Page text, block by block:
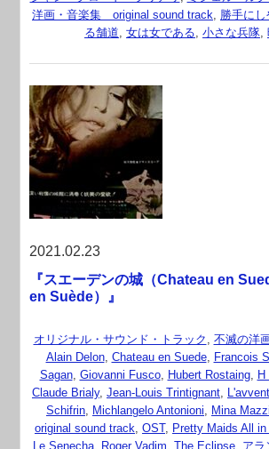
洋画・音楽集 original sound track, 勝手に
る舗道, 女は女である, 小さな兵隊,
2021.02.23
『スエーデンの城（Chateau en
en Suède）』
オリジナル・サウンド・トラック , 不滅の洋
Alain Delon, Chateau en Suede, Francois
Sagan, Giovanni Fusco, Hubert Rostaing,
Claude Brialy, Jean-Louis Trintignant,
Schifrin, Michlangelo Antonioni, Mina
original sound track, OST, Pretty Maids All in
Le Senecha, Roger Vadim, The Eclipse, アラ